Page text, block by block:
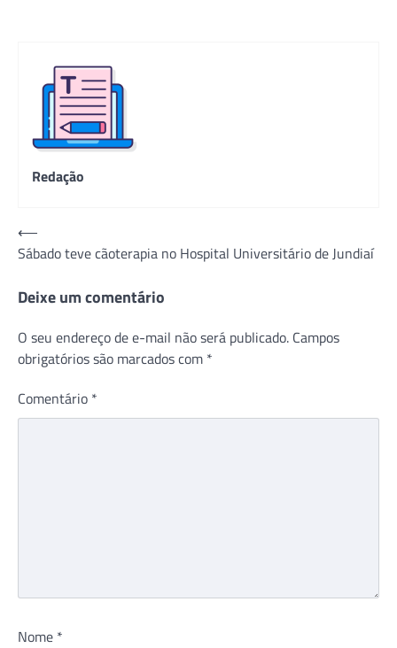
Redação
Navegação
de
Post
⟵
Sábado teve cãoterapia no Hospital Universitário de Jundiaí
Deixe um comentário
O seu endereço de e-mail não será publicado. Campos
obrigatórios são marcados com *
Comentário *
Nome *